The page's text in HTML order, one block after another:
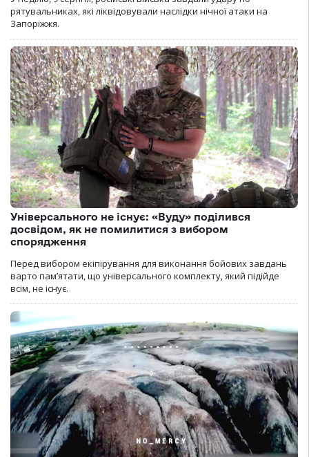
рятувальниках, які ліквідовували наслідки нічної атаки на
Запоріжжя.
Універсального не існує: «Вуду» поділився
досвідом, як не помилитися з вибором
спорядження
Перед вибором екіпірування для виконання бойових завдань
варто пам’ятати, що універсального комплекту, який підійде
всім, не існує.